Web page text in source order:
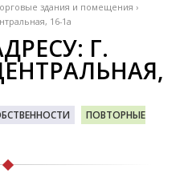
здания и помещения ›
16-1а
Г.
ПОВТОРНЫЕ